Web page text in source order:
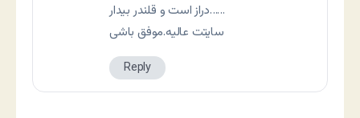
دراز است و قلندر بیدار……
سایتت عالیه.موفق باشی
Reply